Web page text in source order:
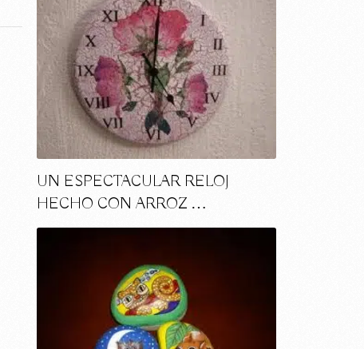
UN ESPECTACULAR RELOJ
HECHO CON ARROZ …